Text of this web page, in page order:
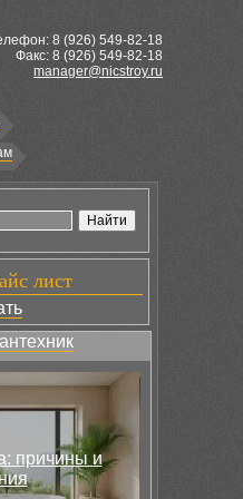
8 (926) 549-82-18
Факс: 8 (926) 549-82-18
manager@nicstroy.ru
лист
причины и